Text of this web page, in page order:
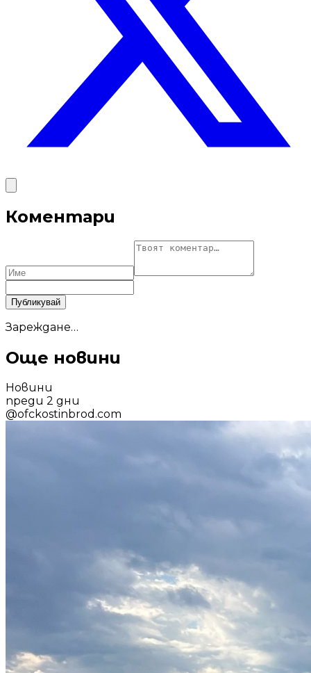
Коментари
Публикувай
Зареждане…
Още новини
Новини
преди 2 дни
@ofckostinbrod.com